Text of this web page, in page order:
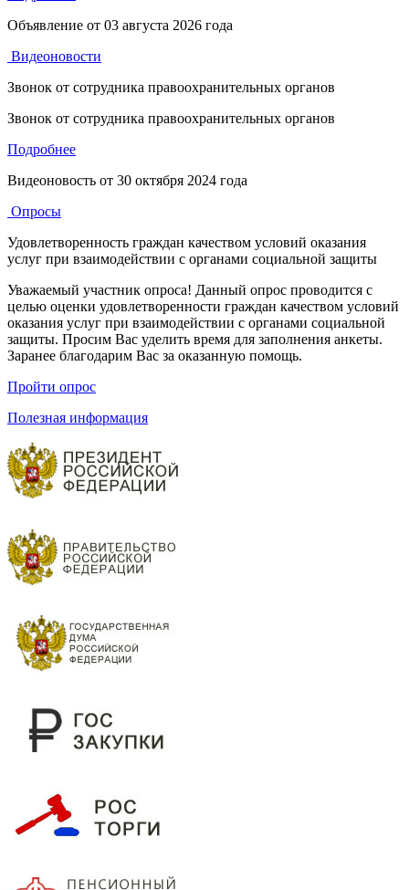
Объявление от 03 августа 2026 года
Видеоновости
Звонок от сотрудника правоохранительных органов
Звонок от сотрудника правоохранительных органов
Подробнее
Видеоновость от 30 октября 2024 года
Опросы
Удовлетворенность граждан качеством условий оказания
услуг при взаимодействии с органами социальной защиты
Уважаемый участник опроса! Данный опрос проводится с
целью оценки удовлетворенности граждан качеством условий
оказания услуг при взаимодействии с органами социальной
защиты. Просим Вас уделить время для заполнения анкеты.
Заранее благодарим Вас за оказанную помощь.
Пройти опрос
Полезная информация